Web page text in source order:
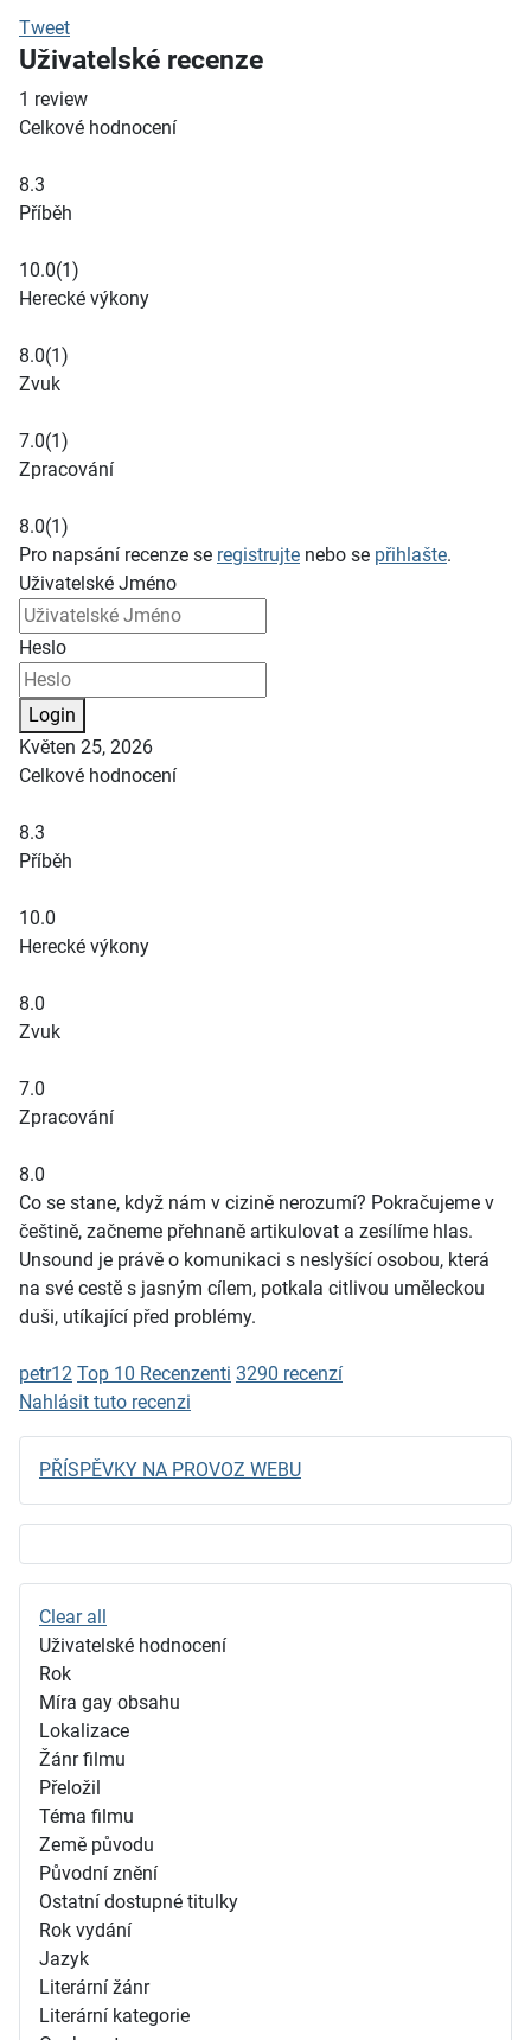
Tweet
Uživatelské recenze
1 review
Celkové hodnocení
8.3
Příběh
10.0(1)
Herecké výkony
8.0(1)
Zvuk
7.0(1)
Zpracování
8.0(1)
Pro napsání recenze se registrujte nebo se přihlašte.
Uživatelské Jméno
Heslo
Login
Květen 25, 2026
Celkové hodnocení
8.3
Příběh
10.0
Herecké výkony
8.0
Zvuk
7.0
Zpracování
8.0
Co se stane, když nám v cizině nerozumí? Pokračujeme v
češtině, začneme přehnaně artikulovat a zesílíme hlas.
Unsound je právě o komunikaci s neslyšící osobou, která
na své cestě s jasným cílem, potkala citlivou uměleckou
duši, utíkající před problémy.
petr12 Top 10 Recenzenti 3290 recenzí
Nahlásit tuto recenzi
PŘÍSPĚVKY NA PROVOZ WEBU
Clear all
Uživatelské hodnocení
Rok
Míra gay obsahu
Lokalizace
Žánr filmu
Přeložil
Téma filmu
Země původu
Původní znění
Ostatní dostupné titulky
Rok vydání
Jazyk
Literární žánr
Literární kategorie